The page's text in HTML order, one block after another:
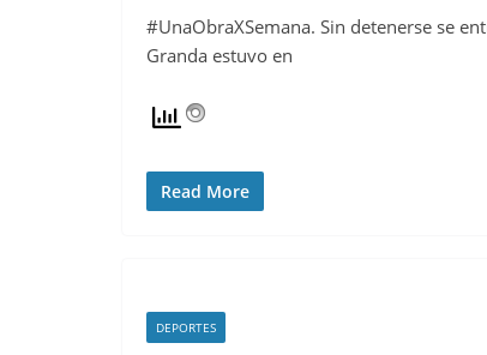
#UnaObraXSemana. Sin detenerse se
Granda estuvo en
Read More
DEPORTES